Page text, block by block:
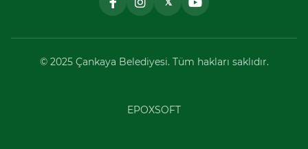
𝕏
© 2025 Çankaya Belediyesi. Tüm hakları saklıdır.
EPOXSOFT